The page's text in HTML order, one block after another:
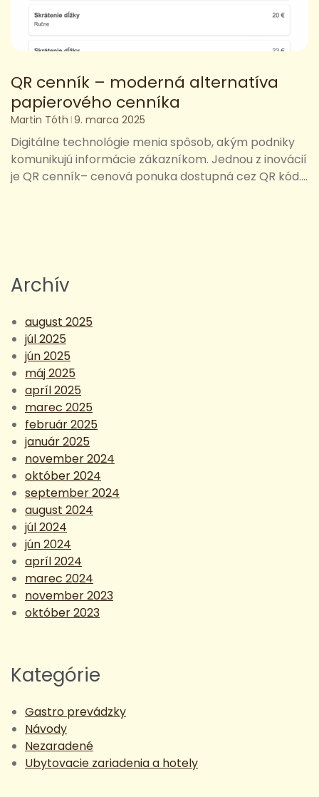
QR cenník – moderná alternatíva
papierového cenníka
Martin Tóth 9. marca 2025
Digitálne technológie menia spôsob, akým podniky
komunikujú informácie zákazníkom. Jednou z inovácií
je QR cenník– cenová ponuka dostupná cez QR kód....
Archív
august 2025
júl 2025
jún 2025
máj 2025
apríl 2025
marec 2025
február 2025
január 2025
november 2024
október 2024
september 2024
august 2024
júl 2024
jún 2024
apríl 2024
marec 2024
november 2023
október 2023
Kategórie
Gastro prevádzky
Návody
Nezaradené
Ubytovacie zariadenia a hotely